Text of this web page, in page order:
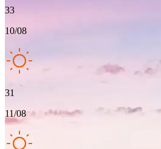
33
10/08
31
11/08